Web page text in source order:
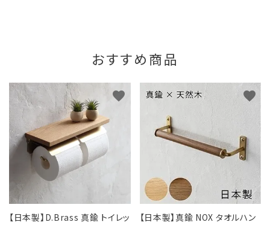
おすすめ商品
【日本製】D.Brass 真鍮 トイレッ
favorite
【日本製】真鍮 NOX タオルハン
favorite